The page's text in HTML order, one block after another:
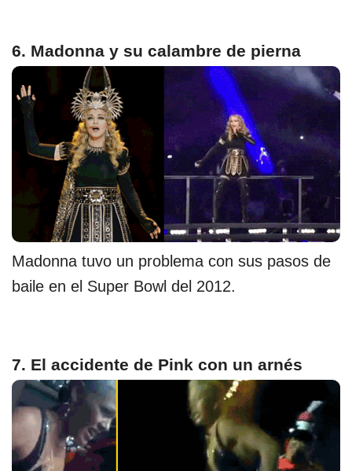
6. Madonna y su calambre de pierna
Madonna tuvo un problema con sus pasos de
baile en el Super Bowl del 2012.
7. El accidente de Pink con un arnés